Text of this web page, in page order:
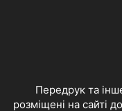
Передрук та
розміщені на сайті